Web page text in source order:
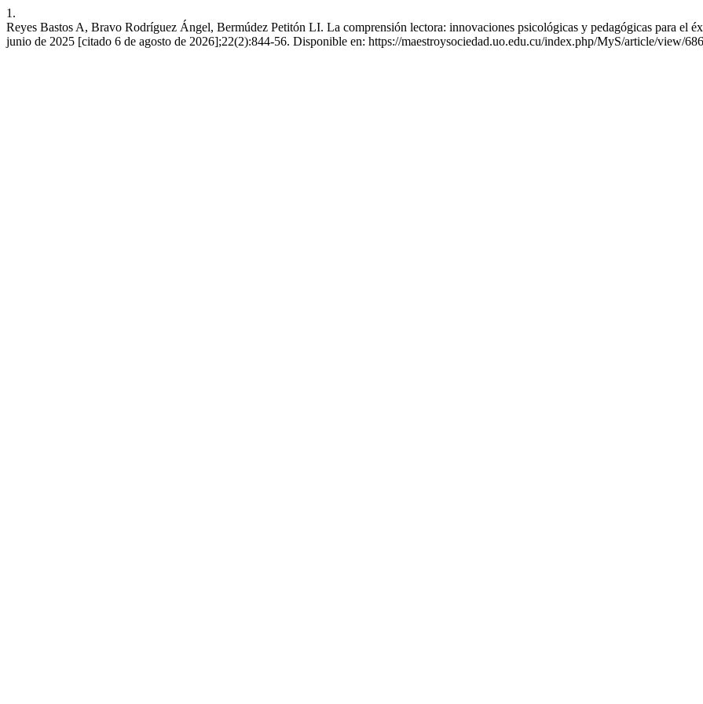
1.
Reyes Bastos A, Bravo Rodríguez Ángel, Bermúdez Petitón LI. La comprensión lectora: innovaciones psicológicas y pedagógicas para el
junio de 2025 [citado 6 de agosto de 2026];22(2):844-56. Disponible en: https://maestroysociedad.uo.edu.cu/index.php/MyS/article/view/